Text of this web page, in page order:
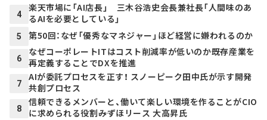
4
楽天市場に「AI店長」 三木谷浩史会長兼社長「人間味のあ
るAIを必要としている」
5 第50回：なぜ「優秀なマネジャー」ほど経営に嫌われるのか
6
なぜコーポレートITはコスト削減率が低いのか――既存産業を
再定義することでDXを推進
7
AIが委託プロセスを正す！ スノーピーク田中氏が示す開発
共創プロセス
8
信頼できるメンバーと、働いて楽しい環境を作ることがCIO
に求められる役割――みずほリース 大高昇氏